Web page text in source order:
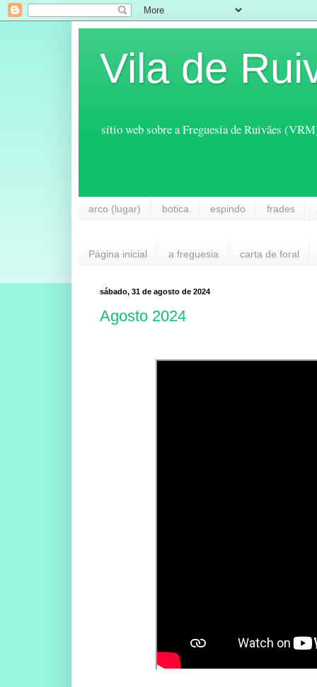
Vila de
sítio web sobre a Freguesia de Ruivães
arco (lugar) botica espindo frades
Página inicial a freguesia carta de foral
sábado, 31 de agosto de 2024
Agosto 2024